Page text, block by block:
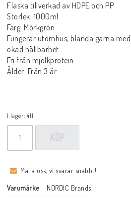
Flaska tillverkad av HDPE och PP
Storlek: 1000ml
Färg: Mörkgrön
Fungerar utomhus, blanda gärna
ökad hållbarhet
Fri från mjölkprotein
Ålder: Från 3 år
I lager: 411
KÖP
Maila oss, vi svarar snabbt!
Varumärke NORDIC Brands